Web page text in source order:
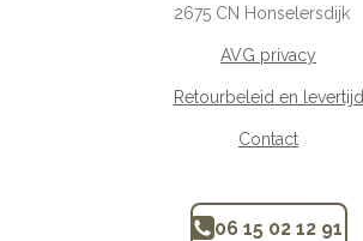
2675 CN Honselersdijk
AVG privacy
Retourbeleid en levertijd
Contact
06 15 02 12 91